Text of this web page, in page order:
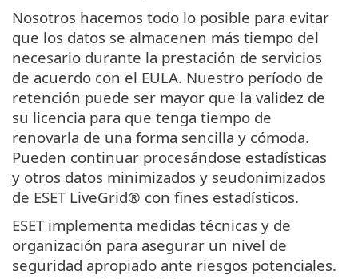
Nosotros hacemos todo lo posible para evitar
que los datos se almacenen más tiempo del
necesario durante la prestación de servicios
de acuerdo con el EULA. Nuestro período de
retención puede ser mayor que la validez de
su licencia para que tenga tiempo de
renovarla de una forma sencilla y cómoda.
Pueden continuar procesándose estadísticas
y otros datos minimizados y seudonimizados
de ESET LiveGrid® con fines estadísticos.
ESET implementa medidas técnicas y de
organización para asegurar un nivel de
seguridad apropiado ante riesgos potenciales.